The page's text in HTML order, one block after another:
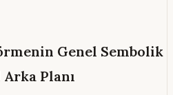
Genel Sembolik
Planı